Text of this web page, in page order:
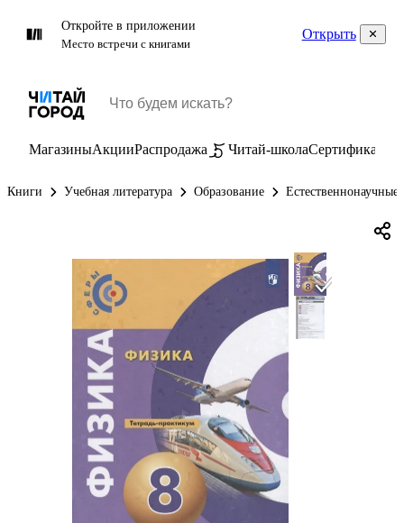
Откройте в приложении
Место встречи с книгами
Открыть
МагазиныАкцииРаспродажа Читай-школаСертификаты
Книги Учебная литература Образование Естественнонаучные